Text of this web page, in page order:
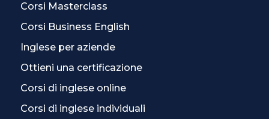
Corsi Masterclass
Corsi Business English
Inglese per aziende
Ottieni una certificazione
Corsi di inglese online
Corsi di inglese individuali